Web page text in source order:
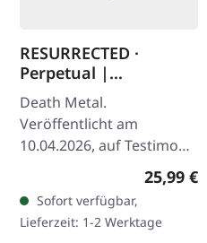
RESURRECTED ·
Perpetual |
GREEN/WHITE
SPLATTER LP
Death Metal.
Veröffentlicht am
10.04.2026, auf Testimony
Records. Grünes Vinyl mit
weißen Splattern im
Standard-Cover. Enthält 2-
seitiges Insert und…
25,99 €
Sofort verfügbar,
Lieferzeit: 1-2 Werktage